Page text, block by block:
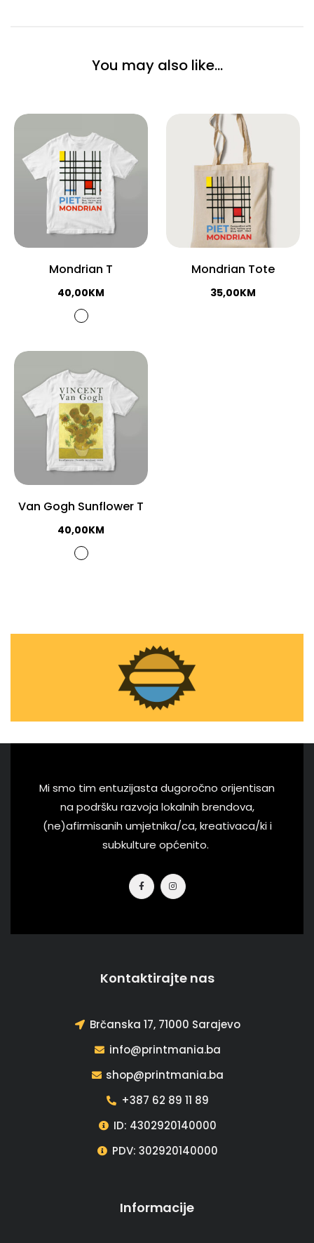
You may also like…
Mondrian T
40,00KM
Mondrian Tote
35,00KM
Van Gogh Sunflower T
40,00KM
Mi smo tim entuzijasta dugoročno orijentisan
na podršku razvoja lokalnih brendova,
(ne)afirmisanih umjetnika/ca, kreativaca/ki i
subkulture općenito.
Kontaktirajte nas
Brčanska 17, 71000 Sarajevo
info@printmania.ba
shop@printmania.ba
+387 62 89 11 89
ID: 4302920140000
PDV: 302920140000
Informacije